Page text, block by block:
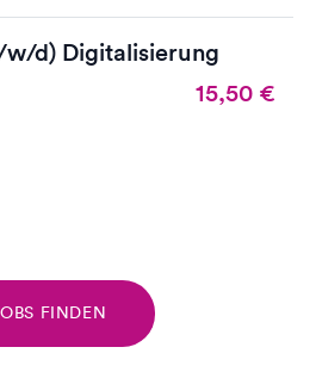
d) Digitalisierung
15,50 €
FINDEN